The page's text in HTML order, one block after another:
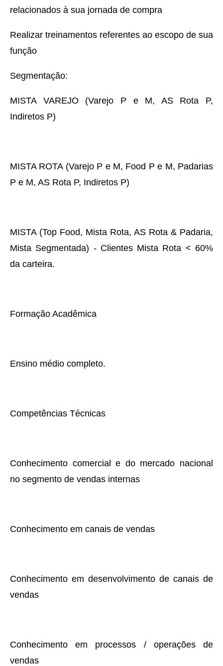
relacionados à sua jornada de compra
Realizar treinamentos referentes ao escopo de sua
função
Segmentação:
MISTA VAREJO (Varejo P e M, AS Rota P,
Indiretos P)
MISTA ROTA (Varejo P e M, Food P e M, Padarias
P e M, AS Rota P, Indiretos P)
MISTA (Top Food, Mista Rota, AS Rota & Padaria,
Mista Segmentada) - Clientes Mista Rota < 60%
da carteira.
Formação Acadêmica
Ensino médio completo.
Competências Técnicas
Conhecimento comercial e do mercado nacional
no segmento de vendas internas
Conhecimento em canais de vendas
Conhecimento em desenvolvimento de canais de
vendas
Conhecimento em processos / operações de
vendas